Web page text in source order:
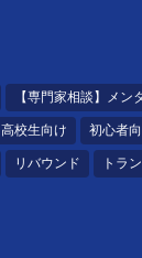
【専門家相談】メン
高校生向け 初心者
リバウンド トラ